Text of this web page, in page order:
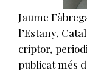
Jaume
l’Estany,
criptor,
publicat més